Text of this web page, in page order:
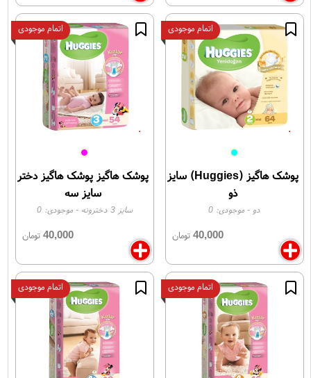
پوشک هاگیز (Huggies) سایز
ذو
دو - موجودی: 0
40,000 تومان
اتمام موجودی
پوشک هاگیز پوشک هاگیز دختر
سایز سه
سایز 3 دخترونه - موجودی:0
40,000تومان
اتمام موجودی
اتمام موجودی اتمام موجودی